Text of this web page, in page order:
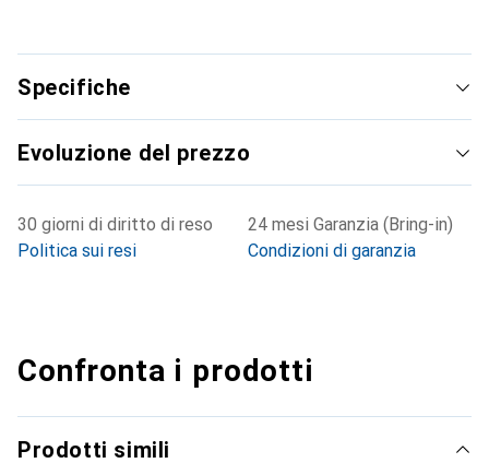
Specifiche
Evoluzione del prezzo
30 giorni di diritto di reso
Politica sui resi
24 mesi Garanzia (Bring-in)
Condizioni di garanzia
Confronta i prodotti
Prodotti simili